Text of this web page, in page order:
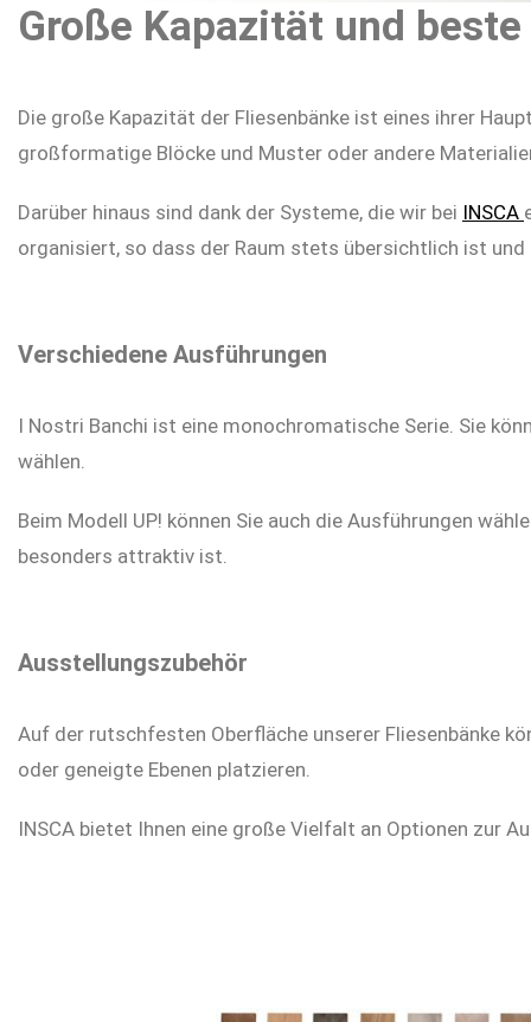
Große Kapazität und
Die große Kapazität der Fliesenbänke ist eines ihrer
großformatige Blöcke und Muster oder andere
Darüber hinaus sind dank der Systeme, die wir bei INSCA
organisiert, so dass der Raum stets übersichtlich ist
Verschiedene Ausführungen
I Nostri Banchi ist eine monochromatische Serie. Sie
wählen.
Beim Modell UP! können Sie auch die Ausführungen
besonders attraktiv ist.
Ausstellungszubehör
Auf der rutschfesten Oberfläche unserer Fliesenbänke
oder geneigte Ebenen platzieren.
INSCA bietet Ihnen eine große Vielfalt an Optionen zur